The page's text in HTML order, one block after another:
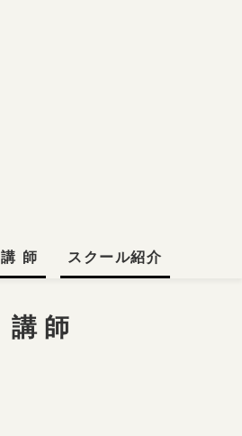
講 師 スクール紹介
講 師